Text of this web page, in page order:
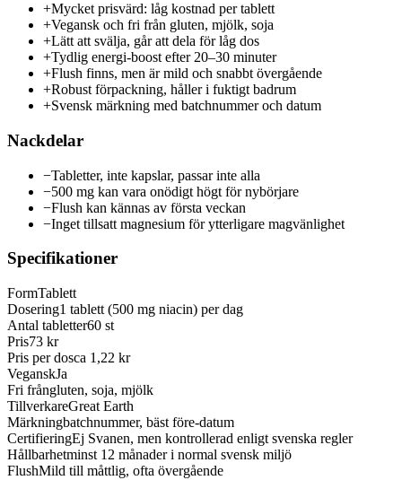
+Mycket prisvärd: låg kostnad per tablett
+Vegansk och fri från gluten, mjölk, soja
+Lätt att svälja, går att dela för låg dos
+Tydlig energi-boost efter 20–30 minuter
+Flush finns, men är mild och snabbt övergående
+Robust förpackning, håller i fuktigt badrum
+Svensk märkning med batchnummer och datum
Nackdelar
−Tabletter, inte kapslar, passar inte alla
−500 mg kan vara onödigt högt för nybörjare
−Flush kan kännas av första veckan
−Inget tillsatt magnesium för ytterligare magvänlighet
Specifikationer
FormTablett
Dosering1 tablett (500 mg niacin) per dag
Antal tabletter60 st
Pris73 kr
Pris per dosca 1,22 kr
VeganskJa
Fri frångluten, soja, mjölk
TillverkareGreat Earth
Märkningbatchnummer, bäst före-datum
CertifieringEj Svanen, men kontrollerad enligt svenska regler
Hållbarhetminst 12 månader i normal svensk miljö
FlushMild till måttlig, ofta övergående